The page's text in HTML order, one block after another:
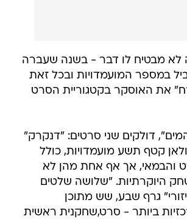
לא מבטיח לו דבר - בשנה שעברה
במספר המועמדויות ובכל זאת
את האוסקר בקטגוריית הסרט
דולקים שני סרטים: "דנקרק"
קטף תשע מועמדויות, כולל
והבמאי, אך אף אחת מהן לא
היוקרתיות. "שלושה שלטים
גרף שבע, שש מתוכן
ביותר - סרט,שחקנית ראשית